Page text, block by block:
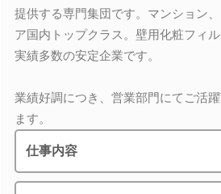
提供する専門集団です。マンション
ア国内トップクラス。壁用化粧フィ
実績多数の安定企業です。
業績好調につき、営業部門にてご活
ます。
仕事内容